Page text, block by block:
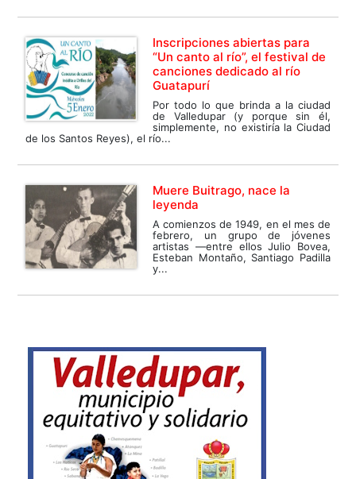
Inscripciones abiertas para
“Un canto al río”, el festival de
canciones dedicado al río
Guatapurí
Por todo lo que brinda a la ciudad
de Valledupar (y porque sin él,
simplemente, no existiría la Ciudad
de los Santos Reyes), el río...
Muere Buitrago, nace la
leyenda
A comienzos de 1949, en el mes de
febrero, un grupo de jóvenes
artistas —entre ellos Julio Bovea,
Esteban Montaño, Santiago Padilla
y...